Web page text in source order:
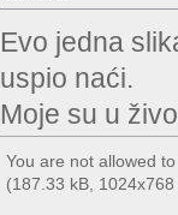
Evo jedna
uspio naći.
Moje su u
You are not allowed
(187.33 kB,